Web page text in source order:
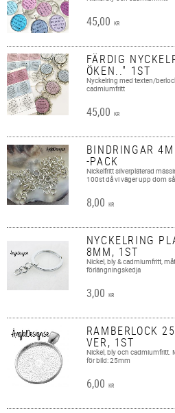
45,00 KR
FÄRDIG
ÖKEN.." 1ST
Nyckelring med texten/
cadmiumfritt
45,00 KR
BINDRINGAR
-PACK
Nickelfritt silverpläterad
100st då vi väger upp dom
8,00 KR
NYCKELRING
8MM, 1ST
Nickel, bly & cadmiumfritt,
förlängningskedja
3,00 KR
RAMBERLOCK
VER, 1ST
Nickel, bly och cadmiumfritt.
för bild: 25mm
6,00 KR